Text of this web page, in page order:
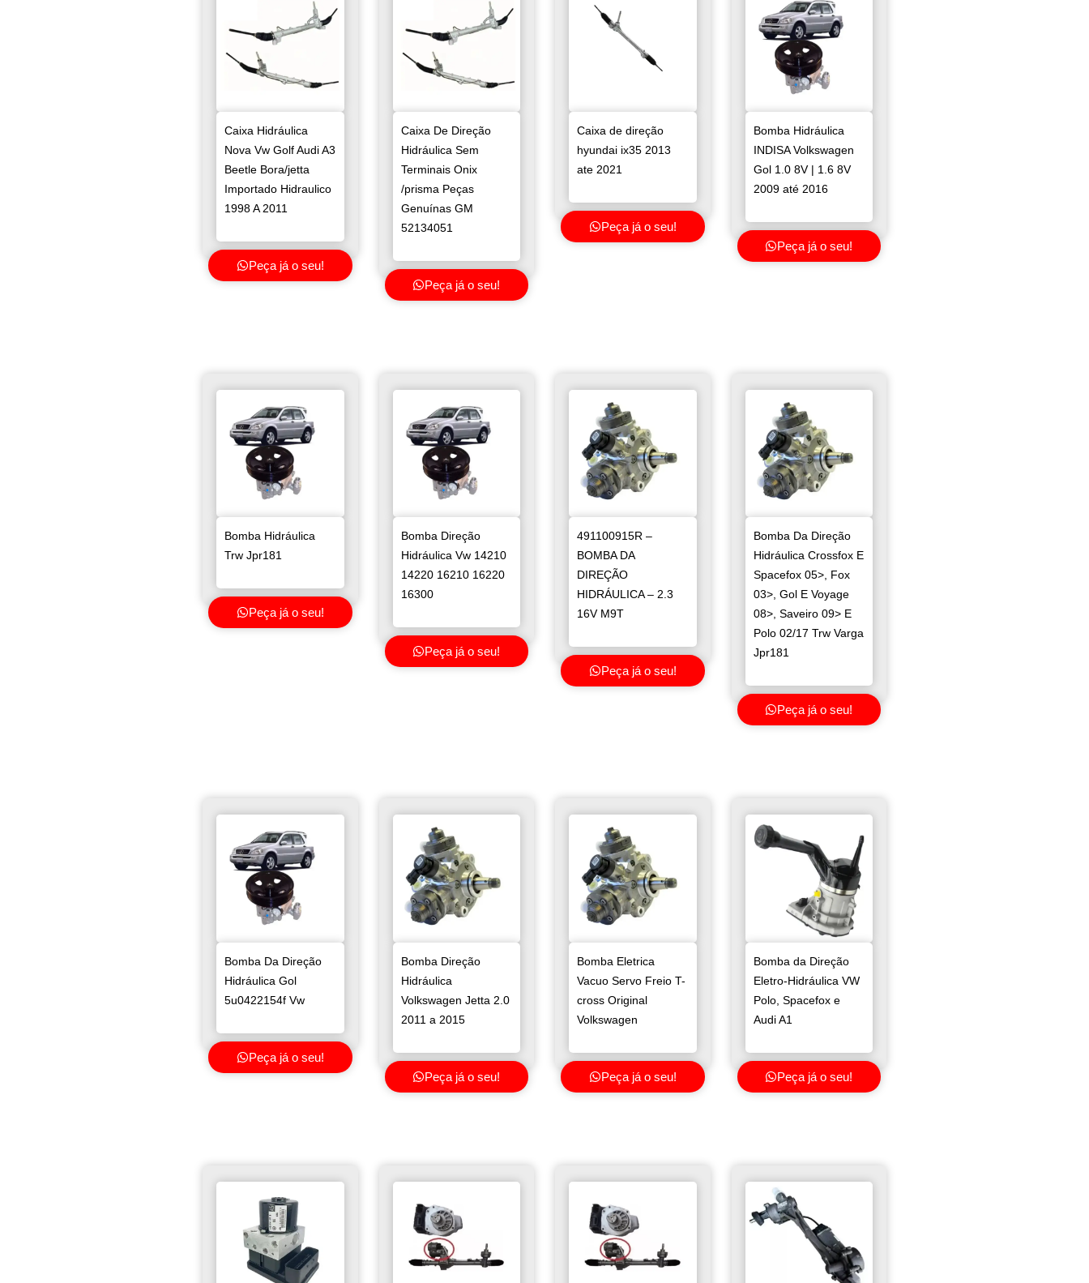
Caixa Hidráulica
Nova Vw Golf Audi A3
Beetle Bora/jetta
Importado Hidraulico
1998 A 2011
Peça já o seu!
Caixa De Direção
Hidráulica Sem
Terminais Onix
/prisma Peças
Genuínas GM
52134051
Peça já o seu!
Caixa de direção
hyundai ix35 2013
ate 2021
Peça já o seu!
Bomba Hidráulica
INDISA Volkswagen
Gol 1.0 8V | 1.6 8V
2009 até 2016
Peça já o seu!
Bomba Hidráulica
Trw Jpr181
Peça já o seu!
Bomba Direção
Hidráulica Vw 14210
14220 16210 16220
16300
Peça já o seu!
491100915R –
BOMBA DA
DIREÇÃO
HIDRÁULICA – 2.3
16V M9T
Peça já o seu!
Bomba Da Direção
Hidráulica Crossfox E
Spacefox 05>, Fox
03>, Gol E Voyage
08>, Saveiro 09> E
Polo 02/17 Trw Varga
Jpr181
Peça já o seu!
Bomba Da Direção
Hidráulica Gol
5u0422154f Vw
Peça já o seu!
Bomba Direção
Hidráulica
Volkswagen Jetta 2.0
2011 a 2015
Peça já o seu!
Bomba Eletrica
Vacuo Servo Freio T-
cross Original
Volkswagen
Peça já o seu!
Bomba da Direção
Eletro-Hidráulica VW
Polo, Spacefox e
Audi A1
Peça já o seu!